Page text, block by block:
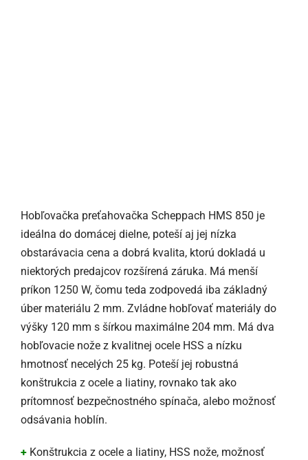
Hobľovačka preťahovačka Scheppach HMS 850 je
ideálna do domácej dielne, poteší aj jej nízka
obstarávacia cena a dobrá kvalita, ktorú dokladá u
niektorých predajcov rozšírená záruka. Má menší
príkon 1250 W, čomu teda zodpovedá iba základný
úber materiálu 2 mm. Zvládne hobľovať materiály do
výšky 120 mm s šírkou maximálne 204 mm. Má dva
hobľovacie nože z kvalitnej ocele HSS a nízku
hmotnosť necelých 25 kg. Poteší jej robustná
konštrukcia z ocele a liatiny, rovnako tak ako
prítomnosť bezpečnostného spínača, alebo možnosť
odsávania hoblín.
+ Konštrukcia z ocele a liatiny, HSS nože, možnosť